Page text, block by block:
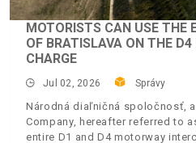
MOTORISTS CAN USE THE
OF BRATISLAVA ON THE
CHARGE
Jul 02, 2026 Správy
Národná diaľničná spoločnosť,
Company, hereafter referred to
entire D1 and D4 motorway